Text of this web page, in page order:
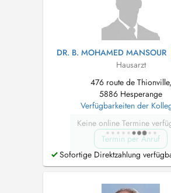
DR. B. MOHAMED MANSOUR
Hausarzt
476 route de Thionville,
5886 Hesperange
Verfügbarkeiten der
Keine online Termine
Termin per Anruf
Sofortige Direktzahlung